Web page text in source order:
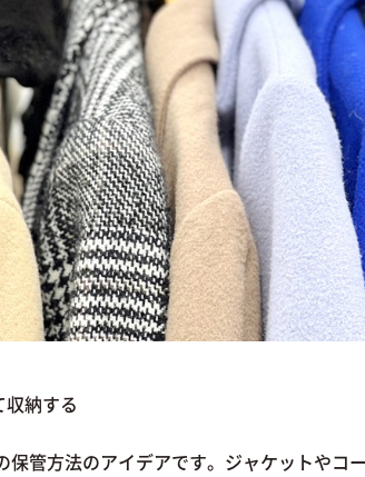
収納する
保管方法のアイデアです。ジャケットやコ